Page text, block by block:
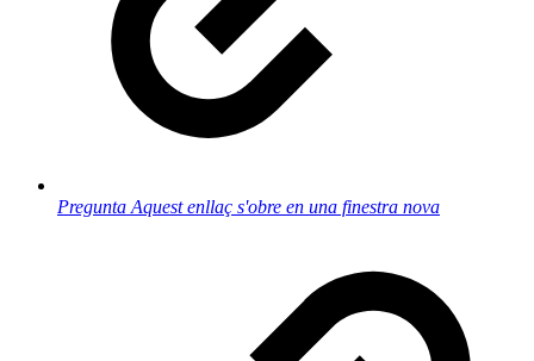
Pregunta Aquest enllaç s'obre en una finestra nova